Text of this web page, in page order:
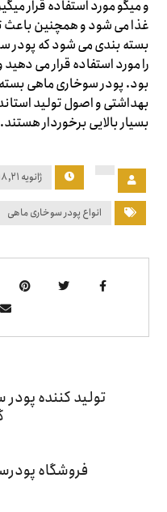
و میگو مورد استفاده قرار
غذا می شود و همچنین باعث
بسته بندی می شود که پودر
را مورد استفاده قرار می
بود. پودر سوخاری ماهی
بهداشتی و اصول تولید
بسیار بالایی برخوردار هستند.
ژانویه ۲۱, ۲۰۱۸
انواع پودر سوخاری ماهی
تولید کننده
فروشگاه